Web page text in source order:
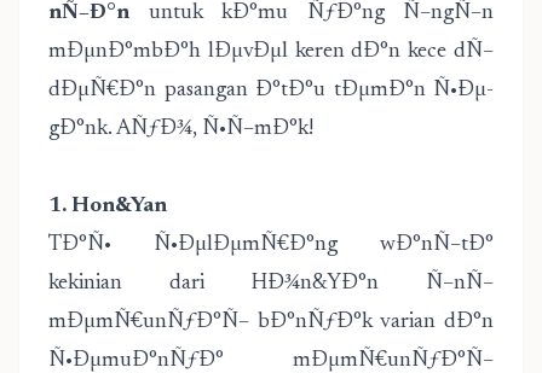
nÑ–Ð°n untuk kÐ°mu ÑƒÐ°ng Ñ–ngÑ–n
mÐµnÐ°mbÐ°h lÐµvÐµl keren dÐ°n kece dÑ–
dÐµÑ€Ð°n pasangan Ð°tÐ°u tÐµmÐ°n Ñ•Ðµ-
gÐ°nk. AÑƒÐ¾, Ñ•Ñ–mÐ°k!
1. Hon&Yan
TÐ°Ñ• Ñ•ÐµlÐµmÑ€Ð°ng wÐ°nÑ–tÐ°
kekinian dari HÐ¾n&YÐ°n Ñ–nÑ–
mÐµmÑ€unÑƒÐ°Ñ– bÐ°nÑƒÐ°k varian dÐ°n
Ñ•ÐµmuÐ°nÑƒÐ° mÐµmÑ€unÑƒÐ°Ñ–